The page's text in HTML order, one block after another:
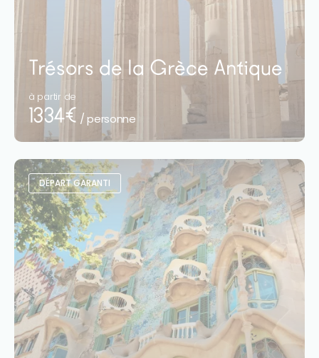
Trésors de la Grèce Antique
à partir de
1334€ / personne
DÉPART GARANTI